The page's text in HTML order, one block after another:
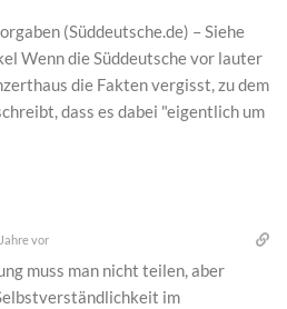
(Süddeutsche.de) – Siehe
Wenn die Süddeutsche vor lauter
die Fakten vergisst, zu dem
dass es dabei "eigentlich um
vor
muss man nicht teilen, aber
im